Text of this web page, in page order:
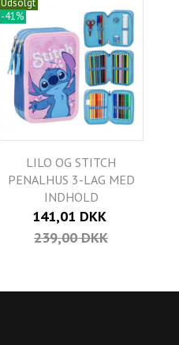
Udsolgt
-41%
LILO OG STITCH
PENALHUS 3-LAG MED
INDHOLD
141,01 DKK
239,00 DKK